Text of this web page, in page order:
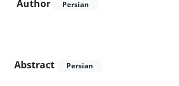
Author Persian
Abstract
Persian